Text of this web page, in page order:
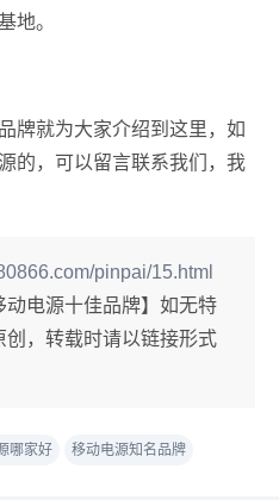
地。
牌就为大家介绍到这里，如
的，可以留言联系我们，我
pinpai/15.html
动电源十佳品牌】如无特
，转载时请以链接形式
哪家好 移动电源知名品牌